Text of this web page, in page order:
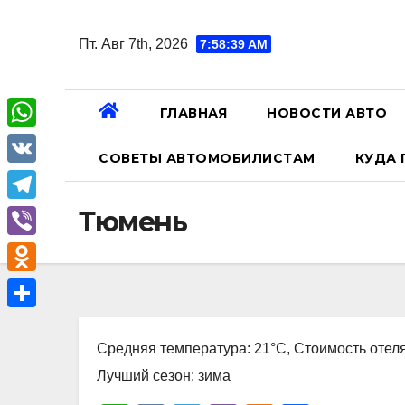
Пт. Авг 7th, 2026 7:58:40 AM
ГЛАВНАЯ НОВОСТИ АВТО
СОВЕТЫ АВТОМОБИЛИСТАМ КУДА
Тюмень
Средняя температура: 21°C, Стоимость
Лучший сезон: зима
W
h
a
A
V
K
T
e
l
e
V
i
b
O